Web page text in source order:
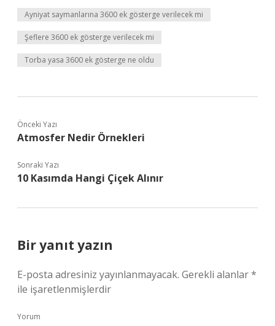
Ayniyat saymanlarına 3600 ek gösterge verilecek mi
Şeflere 3600 ek gösterge verilecek mi
Torba yasa 3600 ek gösterge ne oldu
Önceki Yazı
Atmosfer Nedir Örnekleri
Sonraki Yazı
10 Kasımda Hangi Çiçek Alınır
Bir yanıt yazın
E-posta adresiniz yayınlanmayacak. Gerekli alanlar*
ile işaretlenmişlerdir
Yorum